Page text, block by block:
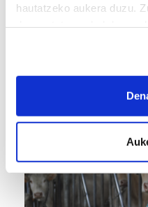
hautatzeko aukera duzu.
If you allow, we would
Collect information
meters
Identify your
specific
Find out more about how
and set your preferences
«Helburuak